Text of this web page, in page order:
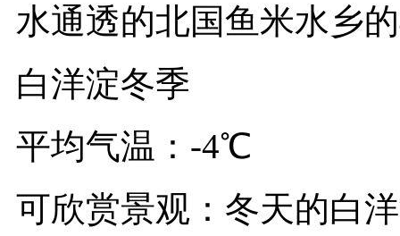
水通透的北国鱼米水乡
白洋淀冬季
平均气温：-4℃
可欣赏景观：冬天的白